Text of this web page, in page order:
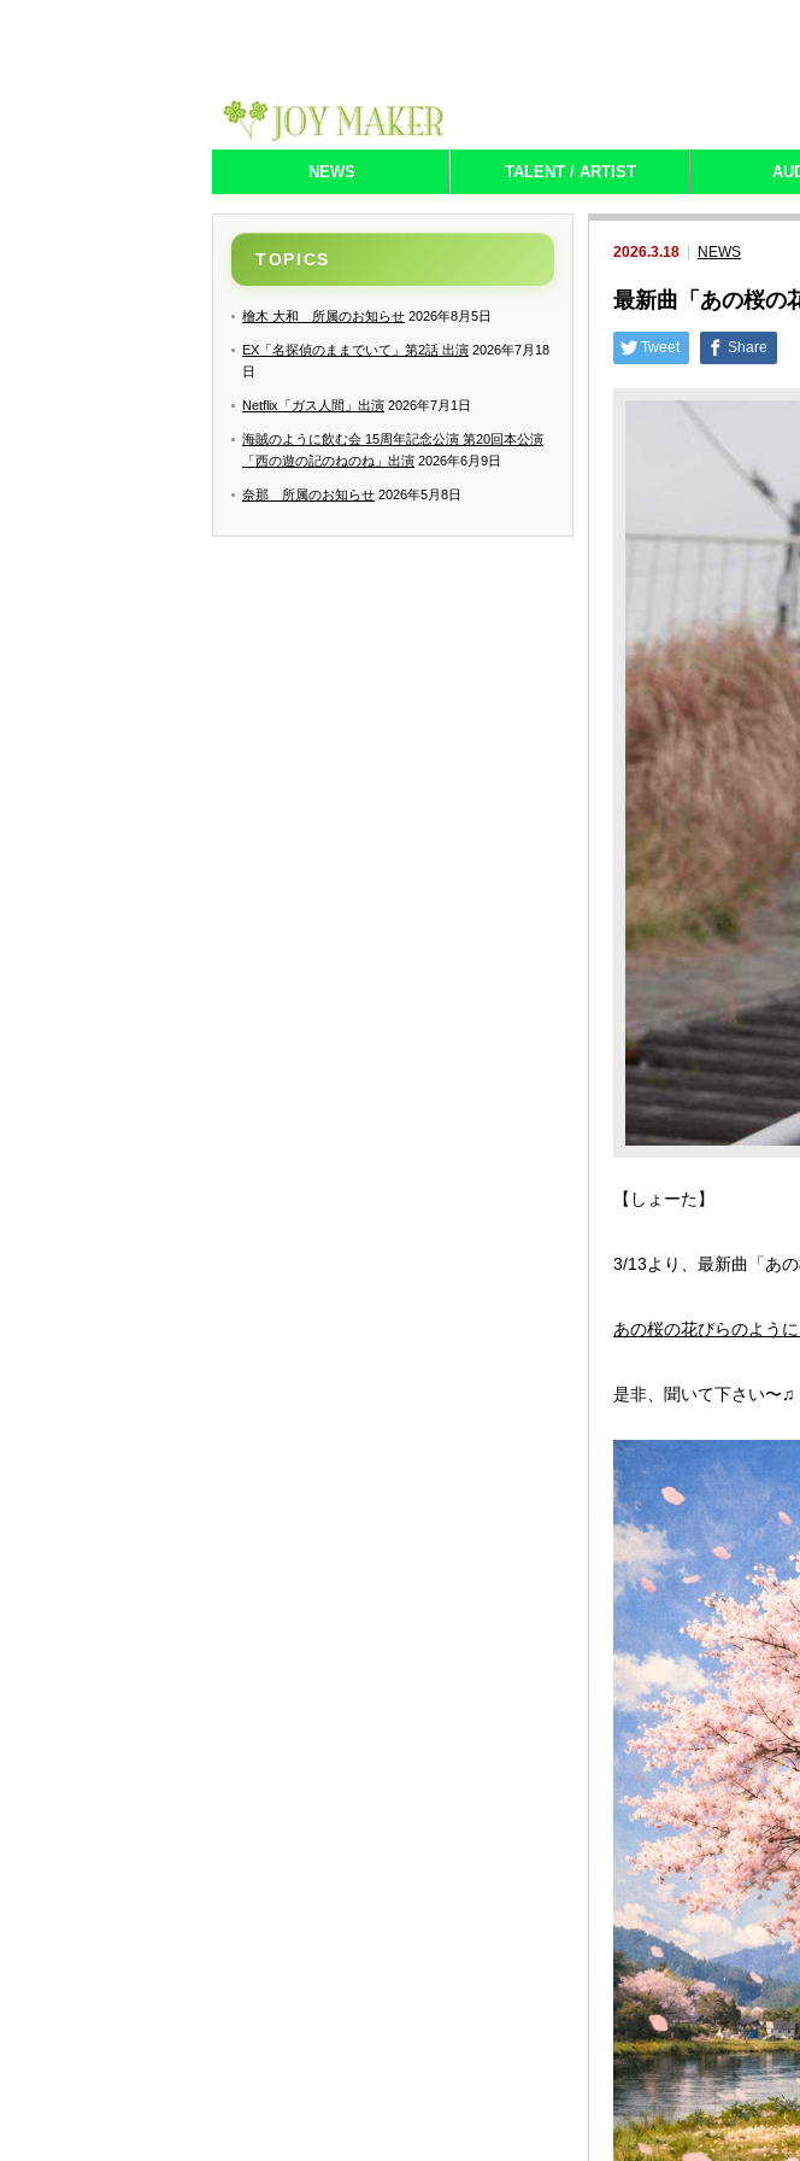
NEWS TALENT / ARTIST
2026.3.18 NEWS
最新曲「あの桜の
Tweet Share
【しょーた】
3/13より、最新曲「あ
あの桜の花びらのよう
是非、聞いて下さい〜♫
TOPICS
檜木 大和 所属のお知らせ 2026年8月5日
EX「名探偵のままでいて」第2話 出演 2026年7月18
日
Netflix「ガス人間」出演 2026年7月1日
海賊のように飲む会 15周年記念公演 第20回本公演
「西の遊の記のねのね」出演 2026年6月9日
奈那 所属のお知らせ 2026年5月8日